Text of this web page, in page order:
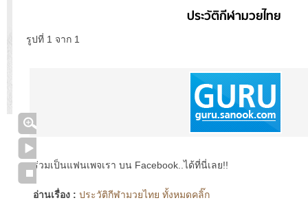
ประวัติกีฬามวยไทย
รูปที่ 1 จาก 1
ร่วมเป็นแฟนเพจเรา บน Facebook..ได้ที่นี่เลย!!
อ่านเรื่อง : ประวัติกีฬามวยไทย ทั้งหมดคลิ๊ก